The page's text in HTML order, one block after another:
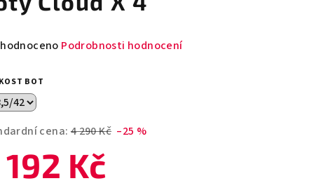
Podrobnosti hodnocení
BOT
cena: 4 290 Kč –25 %
Kč